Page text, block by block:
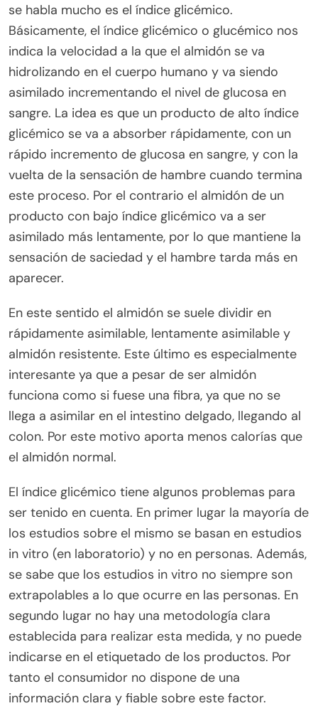
se habla mucho es el índice glicémico.
Básicamente, el índice glicémico o glucémico nos
indica la velocidad a la que el almidón se va
hidrolizando en el cuerpo humano y va siendo
asimilado incrementando el nivel de glucosa en
sangre. La idea es que un producto de alto índice
glicémico se va a absorber rápidamente, con un
rápido incremento de glucosa en sangre, y con la
vuelta de la sensación de hambre cuando termina
este proceso. Por el contrario el almidón de un
producto con bajo índice glicémico va a ser
asimilado más lentamente, por lo que mantiene la
sensación de saciedad y el hambre tarda más en
aparecer.
En este sentido el almidón se suele dividir en
rápidamente asimilable, lentamente asimilable y
almidón resistente. Este último es especialmente
interesante ya que a pesar de ser almidón
funciona como si fuese una fibra, ya que no se
llega a asimilar en el intestino delgado, llegando al
colon. Por este motivo aporta menos calorías que
el almidón normal.
El índice glicémico tiene algunos problemas para
ser tenido en cuenta. En primer lugar la mayoría de
los estudios sobre el mismo se basan en estudios
in vitro (en laboratorio) y no en personas. Además,
se sabe que los estudios in vitro no siempre son
extrapolables a lo que ocurre en las personas. En
segundo lugar no hay una metodología clara
establecida para realizar esta medida, y no puede
indicarse en el etiquetado de los productos. Por
tanto el consumidor no dispone de una
información clara y fiable sobre este factor.